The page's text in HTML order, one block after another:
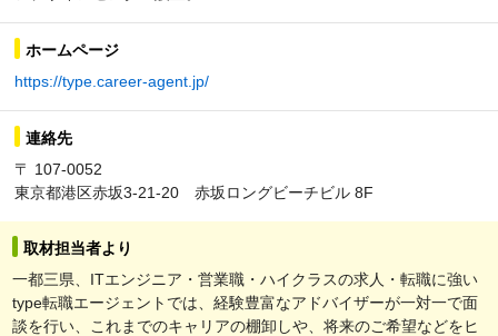
ホームページ
https://type.career-agent.jp/
連絡先
〒 107-0052
東京都港区赤坂3-21-20 赤坂ロングビーチビル 8F
取材担当者より
一都三県、ITエンジニア・営業職・ハイクラスの求人・転職に強い
type転職エージェントでは、経験豊富なアドバイザーが一対一で面
談を行い、これまでのキャリアの棚卸しや、将来のご希望などをヒ